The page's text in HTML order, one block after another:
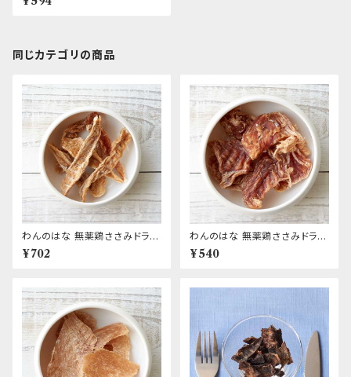
同じカテゴリの商品
わんのはな 無薬鶏ささみドライ
スティック
¥702
わんのはな 無薬鶏ささみドライ
カット
¥540